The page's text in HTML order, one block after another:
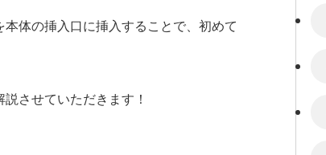
体の挿入口に挿入することで、初めて
させていただきます！